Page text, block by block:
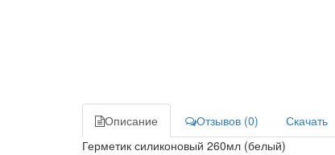
Описание Отзывов (0)
Скачать
Герметик силиконовый 260мл (белый)